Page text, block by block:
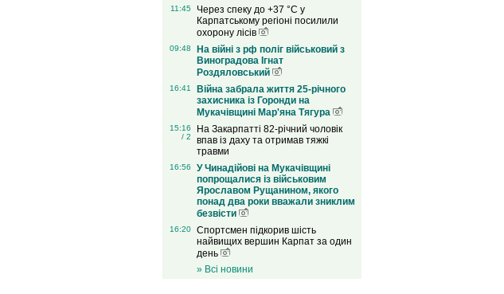
11:45
Через спеку до +37 °C у
Карпатському регіоні посилили
охорону лісів
09:48
На війні з рф поліг військовий з
Виноградова Ігнат
Роздяловський
16:41
Війна забрала життя 25-річного
захисника із Горонди на
Мукачівщині Мар'яна Тягура
15:16
/ 2
На Закарпатті 82-річний чоловік
впав із даху та отримав тяжкі
травми
16:56
У Чинадійові на Мукачівщині
попрощалися із військовим
Ярославом Рущанином, якого
понад два роки вважали зниклим
безвісти
16:20
Спортсмен підкорив шість
найвищих вершин Карпат за один
день
» Всі новини